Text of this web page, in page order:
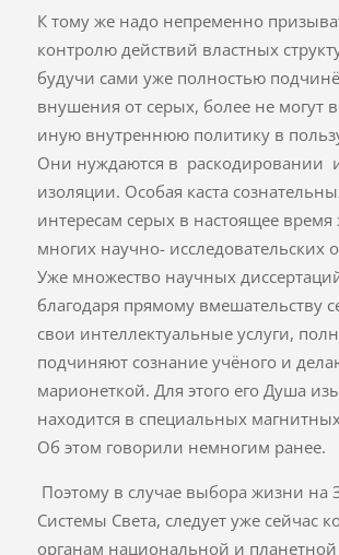
К тому же надо непременно
контролю действий властных
будучи сами уже полностью
внушения от серых, более не могут
иную внутреннюю политику в
Они нуждаются в раскодировании
изоляции. Особая каста
интересам серых в настоящее время
многих научно- исследовательских
Уже множество научных
благодаря прямому вмешательству
свои интеллектуальные услуги,
подчиняют сознание учёного и
марионеткой. Для этого его Душа
находится в специальных
Об этом говорили немногим ранее.
Поэтому в случае выбора жизни на
Системы Света, следует уже сейчас
органам национальной и